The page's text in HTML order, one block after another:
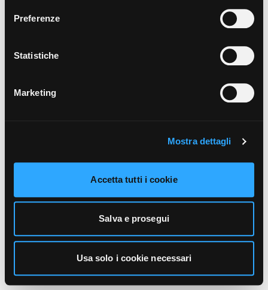
unicamente i cookie necessari alla navigazione. Per
funzionamento, puoi prendere visione dell’informativa
cliccando qui.
Preferenze
Statistiche
Marketing
Mostra dettagli
Accetta tutti i cookie
Salva e prosegui
Usa solo i cookie necessari
404